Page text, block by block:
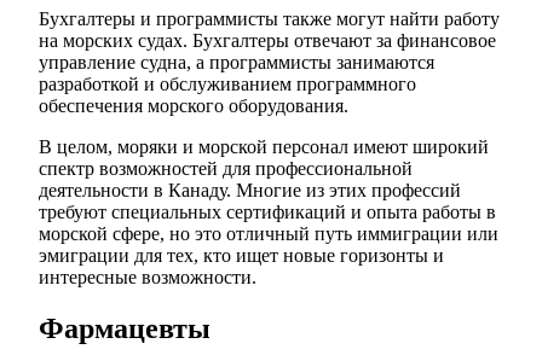
Бухгалтеры и программисты также могут найти работу
на морских судах. Бухгалтеры отвечают за финансовое
управление судна, а программисты занимаются
разработкой и обслуживанием программного
обеспечения морского оборудования.
В целом, моряки и морской персонал имеют широкий
спектр возможностей для профессиональной
деятельности в Канаду. Многие из этих профессий
требуют специальных сертификаций и опыта работы в
морской сфере, но это отличный путь иммиграции или
эмиграции для тех, кто ищет новые горизонты и
интересные возможности.
Фармацевты